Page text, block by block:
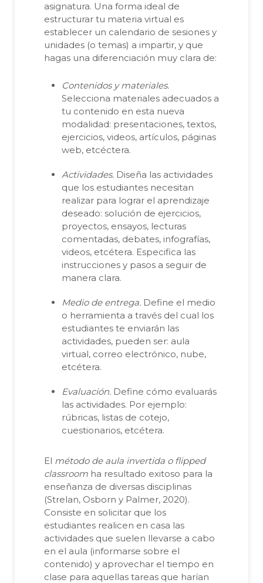
asignatura. Una forma ideal de
estructurar tu materia virtual es
establecer un calendario de sesiones y
unidades (o temas) a impartir, y que
hagas una diferenciación muy clara de:
Contenidos y materiales.
Selecciona materiales adecuados a
tu contenido en esta nueva
modalidad: presentaciones, textos,
ejercicios, videos, artículos, páginas
web, etcéctera.
Actividades. Diseña las actividades
que los estudiantes necesitan
realizar para lograr el aprendizaje
deseado: solución de ejercicios,
proyectos, ensayos, lecturas
comentadas, debates, infografías,
videos, etcétera. Especifica las
instrucciones y pasos a seguir de
manera clara.
Medio de entrega. Define el medio
o herramienta a través del cual los
estudiantes te enviarán las
actividades, pueden ser: aula
virtual, correo electrónico, nube,
etcétera.
Evaluación. Define cómo evaluarás
las actividades. Por ejemplo:
rúbricas, listas de cotejo,
cuestionarios, etcétera.
El método de aula invertida o flipped
classroom ha resultado exitoso para la
enseñanza de diversas disciplinas
(Strelan, Osborn y Palmer, 2020).
Consiste en solicitar que los
estudiantes realicen en casa las
actividades que suelen llevarse a cabo
en el aula (informarse sobre el
contenido) y aprovechar el tiempo en
clase para aquellas tareas que harían